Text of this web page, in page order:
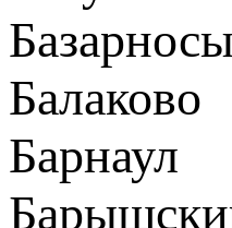
Балаково
Барнаул